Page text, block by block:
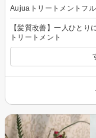
Aujuaトリートメントフ
【髪質改善】一人ひと
トリートメント